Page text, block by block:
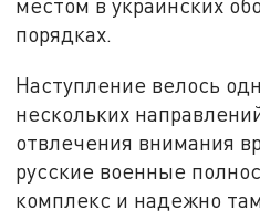
порядках.
Наступление велось
нескольких
отвлечения внимания
русские военные
комплекс и надежно